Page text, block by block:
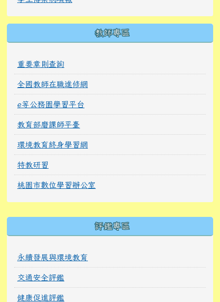
教師專區
重要章則查詢
全國教師在職進修網
e等公務園學習平台
教育部磨課師平臺
環境教育終身學習網
特教研習
桃園市數位學習辦公室
評鑑專區
永續發展與環境教育
交通安全評鑑
健康促進評鑑